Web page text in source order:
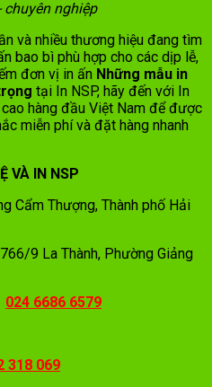
chuyên nghiệp
và nhiều thương hiệu đang tìm
bao bì phù hợp cho các dịp lễ,
đơn vị in ấn Những mẫu in
tại In NSP, hãy đến với In
hàng đầu Việt Nam để được
miễn phí và đặt hàng nhanh
VÀ IN NSP
Cẩm Thượng, Thành phố Hải
9 La Thành, Phường Giảng
024 6686 6579
318 069